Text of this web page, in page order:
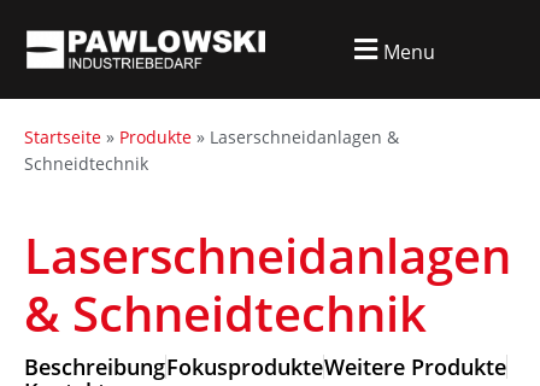
Menu
Startseite » Produkte » Laserschneidanlagen &
Schneidtechnik
Laserschneidanlagen
& Schneidtechnik
BeschreibungFokusprodukteWeitere Produkte